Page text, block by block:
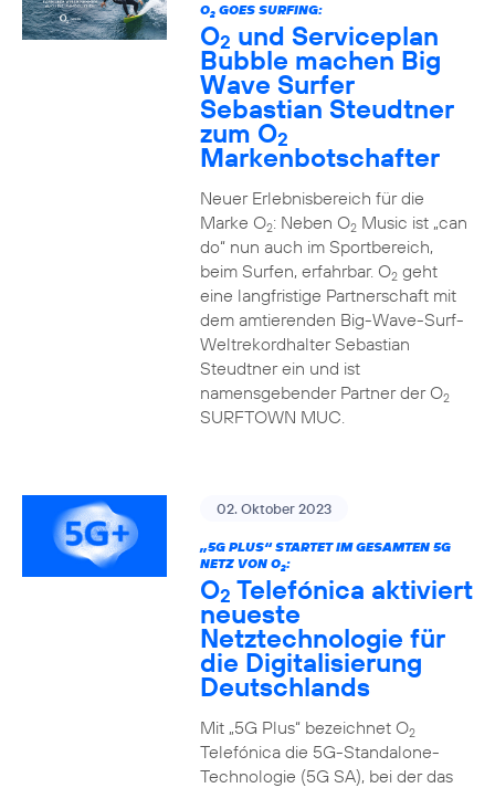
O2GOES SURFING:
O2 und Serviceplan
Bubble machen Big
Wave Surfer
Sebastian Steudtner
zum O2
Markenbotschafter
Neuer Erlebnisbereich für die
Marke O2: Neben O2Music ist „can
do“ nun auch im Sportbereich,
beim Surfen, erfahrbar. O2geht
eine langfristige Partnerschaft mit
dem amtierenden Big-Wave-Surf-
Weltrekordhalter Sebastian
Steudtner ein und ist
namensgebender Partner der O2
SURFTOWN MUC.
02. Oktober 2023
„5G PLUS“ STARTET IM GESAMTEN 5G
NETZ VON O2:
O2 Telefónica aktiviert
neueste
Netztechnologie für
die Digitalisierung
Deutschlands
Mit „5G Plus“ bezeichnet O2
Telefónica die 5G-Standalone-
Technologie (5G SA), bei der das